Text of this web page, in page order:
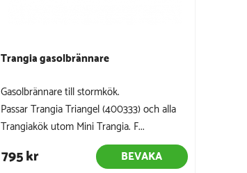
Trangia gasolbrännare
Gasolbrännare till stormkök.
Passar Trangia Triangel (400333) och alla
Trangiakök utom Mini Trangia. F...
795 kr BEVAKA